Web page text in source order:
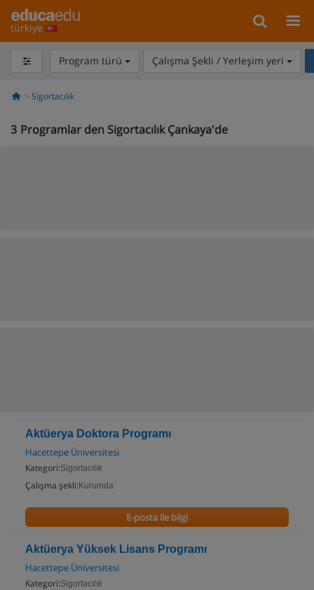
türkiye
Program türü Çalışma Şekli / Yerleşim yeri
Sigortacılık
3 Programlar den Sigortacılık Çankaya'de
Aktüerya Doktora Programı
Hacettepe Üniversitesi
Kategori:Sigortacılık
Çalışma şekli: Kurumda
E-posta ile bilgi
Aktüerya Yüksek Lisans Programı
Hacettepe Üniversitesi
Kategori:Sigortacılık